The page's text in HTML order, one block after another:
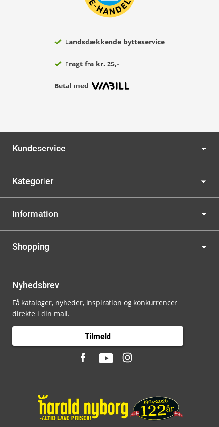
Landsdækkende bytteservice
Fragt fra kr. 25,-
Betal med
Kundeservice
Kategorier
Information
Shopping
Nyhedsbrev
Få kataloger, nyheder, inspiration og konkurrencer
direkte i din mail.
Tilmeld